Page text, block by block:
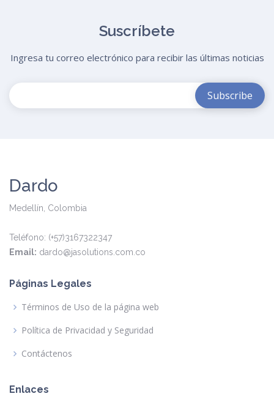
Suscríbete
Ingresa tu correo electrónico para recibir las últimas noticias
Dardo
Medellín, Colombia
Teléfono: (+57)3167322347
Email: dardo@jasolutions.com.co
Páginas Legales
Términos de Uso de la página web
Política de Privacidad y Seguridad
Contáctenos
Enlaces